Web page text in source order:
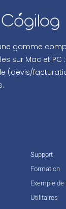
gamme
sur Mac et PC
(devis/
Support
Formation
Exemple
Utilitaires